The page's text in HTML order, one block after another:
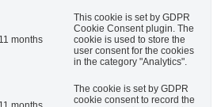
11 months
This cookie is set by GDPR
Cookie Consent plugin. The
cookie is used to store the
user consent for the cookies
in the category "Analytics".
The cookie is set by GDPR
cookie consent to record the